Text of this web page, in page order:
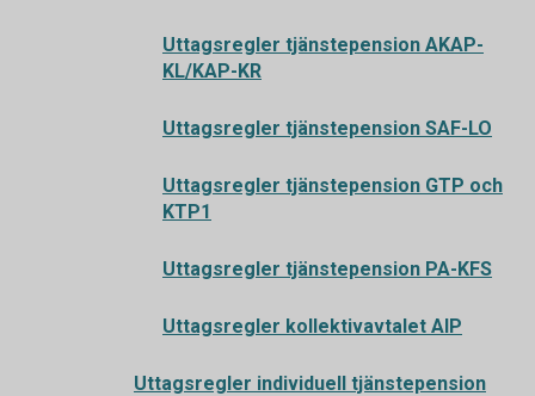
Uttagsregler tjänstepension AKAP-
KL/KAP-KR
Uttagsregler tjänstepension SAF-LO
Uttagsregler tjänstepension GTP och
KTP1
Uttagsregler tjänstepension PA-KFS
Uttagsregler kollektivavtalet AIP
Uttagsregler individuell tjänstepension